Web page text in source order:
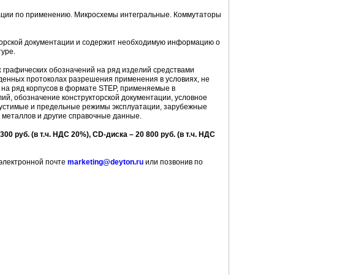
по применению. Микросхемы интегральные. Коммутаторы
документации и содержит необходимую информацию о
обозначений на ряд изделий средствами
протоколах разрешения применения в условиях, не
ряд корпусов в формате STEP, применяемые в
обозначение конструкторской документации, условное
и предельные режимы эксплуатации, зарубежные
и другие справочные данные.
руб. (в т.ч. НДС 20%), CD-диска – 20 800 руб. (в т.ч. НДС
почте marketing@deyton.ruили позвонив по